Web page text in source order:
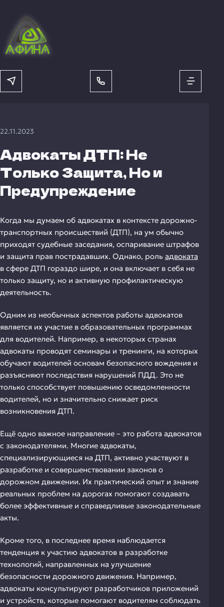
22.11.2023
Адвокаты ДТП: Не
Только Защита, Но и
Предупреждение
Когда мы думаем об адвокатах в контексте дорожно-
транспортных происшествий (ДТП), на ум обычно
приходят судебные заседания, оспаривание штрафов
и защита прав пострадавших. Однако, роль адвоката
в сфере ДТП гораздо шире, и она включает в себя не
только защиту, но и активную профилактическую
деятельность.
Одним из необычных аспектов работы адвокатов
является их участие в образовательных программах
для водителей. Например, в некоторых странах
адвокаты проводят семинары и тренинги, на которых
обучают водителей основам безопасного вождения и
разъясняют последствия нарушений ПДД. Это не
только способствует повышению осведомленности
водителей, но и значительно снижает риск
возникновения ДТП.
Ещё одно важное направление – это работа адвокатов
с законодателями. Многие адвокаты,
специализирующиеся на ДТП, активно участвуют в
разработке и совершенствовании законов о
дорожном движении. Их практический опыт и знание
реальных проблем на дорогах помогают создавать
более эффективные и справедливые законодательные
акты.
Кроме того, в последнее время наблюдается
тенденция к участию адвокатов в разработке
технологий, направленных на улучшение
безопасности дорожного движения. Например,
адвокаты консультируют разработчиков приложений
и устройств, которые помогают водителям соблюдать